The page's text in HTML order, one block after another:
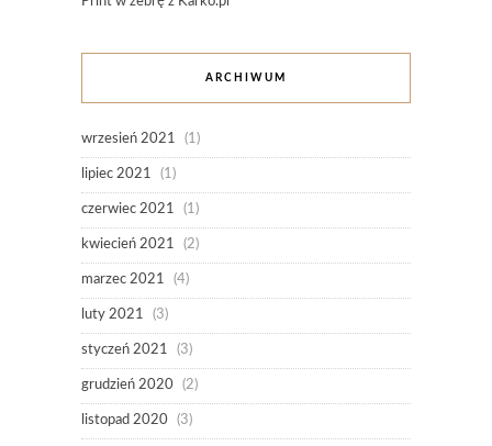
ARCHIWUM
wrzesień 2021 (1)
lipiec 2021 (1)
czerwiec 2021 (1)
kwiecień 2021 (2)
marzec 2021 (4)
luty 2021 (3)
styczeń 2021 (3)
grudzień 2020 (2)
listopad 2020 (3)